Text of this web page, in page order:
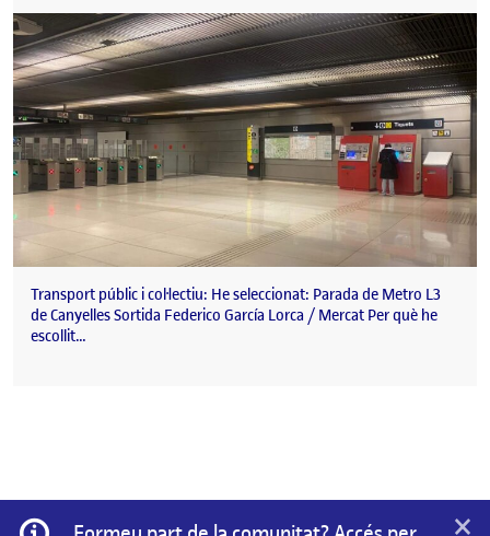
Transport públic i col·lectiu: He seleccionat: Parada de Metro L3
de Canyelles Sortida Federico García Lorca / Mercat Per què he
escollit…
Informació